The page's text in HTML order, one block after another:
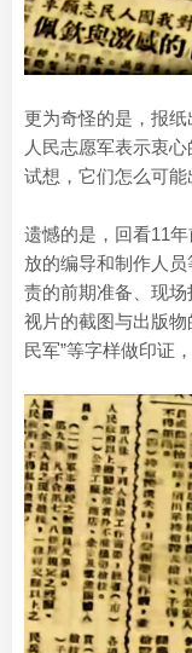
更为奇怪的是，报
人民志愿军表示衷心
试想，它们怎么可能
遗憾的是，回看11
放的编导和制作人
责的前期准备、现
视片的截图与出版物
民军”等字样做印证